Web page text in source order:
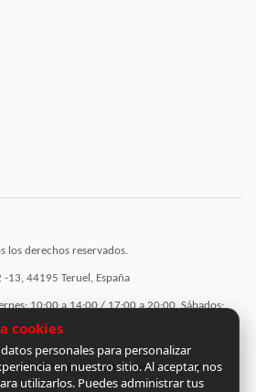
los derechos reservados.
-13, 44195 Teruel, España
10:00 a 14:00 / 17:00 a 20:00, Sábados:
semánticas a la web subvencionadas por:
cookies
personales para personalizar
en nuestro sitio. Al aceptar, nos
utilizarlos. Puedes administrar tus